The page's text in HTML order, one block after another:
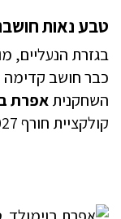
טבע נאות
כבר חושב קדימה
השחקניתאפרת
קולקציית חורף 2027, שמצטלם בימים אלו ממש בארץ.